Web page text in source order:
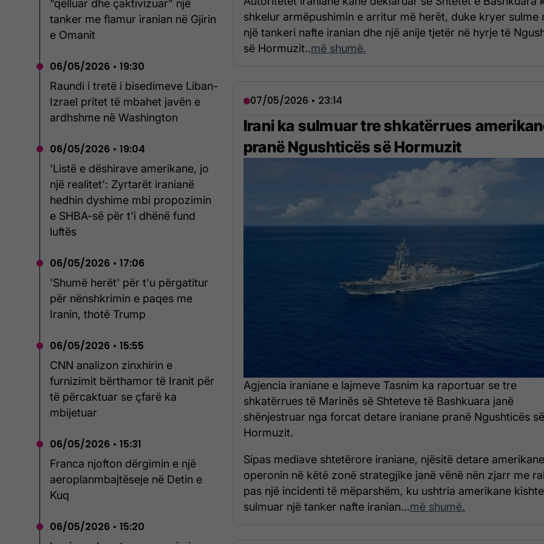
“qëlluar dhe çaktivizuar” një
tanker me flamur iranian në Gjirin
e Omanit
06/05/2026 • 19:30
Raundi i tretë i bisedimeve Liban-
Izrael pritet të mbahet javën e
ardhshme në Washington
06/05/2026 • 19:04
'Listë e dëshirave amerikane, jo
një realitet': Zyrtarët iranianë
hedhin dyshime mbi propozimin
e SHBA-së për t'i dhënë fund
luftës
06/05/2026 • 17:06
'Shumë herët' për t'u përgatitur
për nënshkrimin e paqes me
Iranin, thotë Trump
06/05/2026 • 15:55
CNN analizon zinxhirin e
furnizimit bërthamor të Iranit për
të përcaktuar se çfarë ka
mbijetuar
06/05/2026 • 15:31
Franca njofton dërgimin e një
aeroplanmbajtëseje në Detin e
Kuq
06/05/2026 • 15:20
shkelur armëpushimin e arritur më herët, duke kryer sulme
një tankeri nafte iranian dhe një anije tjetër në hyrje të
së Hormuzit..më shumë.
07/05/2026 • 23:14
Irani ka sulmuar tre shkatërrues
pranë Ngushticës së Hormuzit
Agjencia iraniane e lajmeve Tasnim ka raportuar se tre
shkatërrues të Marinës së Shteteve të Bashkuara janë
shënjestruar nga forcat detare iraniane pranë Ngushticës së
Hormuzit.
Sipas mediave shtetërore iraniane, njësitë detare
operonin në këtë zonë strategjike janë vënë nën zjarr me
pas një incidenti të mëparshëm, ku ushtria amerikane kishte
sulmuar një tanker nafte iranian...më shumë.